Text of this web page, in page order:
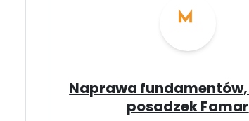
Naprawa
posadzek Famar